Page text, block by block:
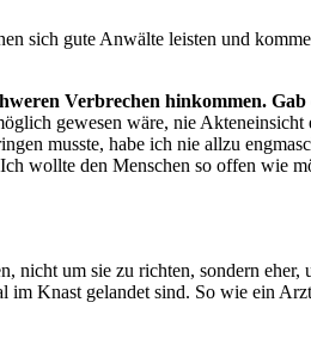
sich gute Anwälte leisten und
Verbrechen hinkommen.
gewesen wäre, nie
musste, habe ich nie allzu
wollte den Menschen so offen wie
nicht um sie zu richten, sondern
Knast gelandet sind. So wie ein